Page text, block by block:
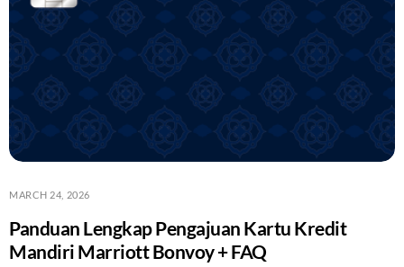
MARCH 24, 2026
Panduan Lengkap Pengajuan Kartu Kredit
Mandiri Marriott Bonvoy + FAQ